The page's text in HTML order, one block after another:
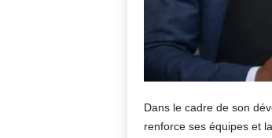
Dans le cadre de son
renforce ses équipes et